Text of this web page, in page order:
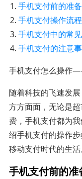
手机支付前的准备
手机支付操作流程
手机支付中的常
手机支付的注意
手机支付怎么操作
随着科技的飞速发
方方面面，无论是
费，手机支付都为
绍手机支付的操作
移动支付时代的生活
手机支付前的准